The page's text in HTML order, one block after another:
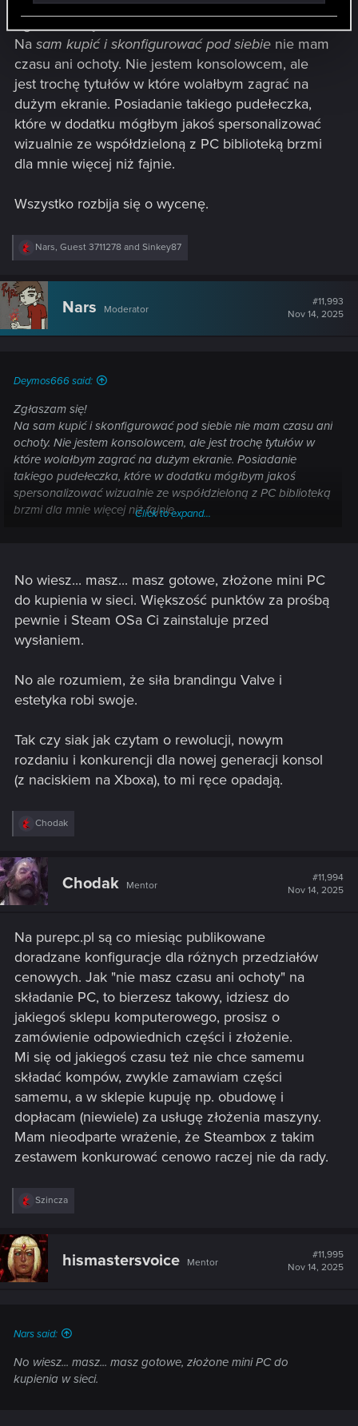
Na sam kupić i skonfigurować pod siebie nie mam
czasu ani ochoty. Nie jestem konsolowcem, ale
jest trochę tytułów w które wolałbym zagrać na
dużym ekranie. Posiadanie takiego pudełeczka,
które w dodatku mógłbym jakoś spersonalizować
wizualnie ze współdzieloną z PC biblioteką brzmi
dla mnie więcej niż fajnie.
Wszystko rozbija się o wycenę.
R
c
t
i
n
Nars, Guest 3711278 and Sinkey87
Nars Moderator
#11,993
Nov 14, 2025
Deymos666 said:
Zgłaszam się!
Na sam kupić i skonfigurować pod siebie nie mam czasu ani
ochoty. Nie jestem konsolowcem, ale jest trochę tytułów w
które wolałbym zagrać na dużym ekranie. Posiadanie
takiego pudełeczka, które w dodatku mógłbym jakoś
spersonalizować wizualnie ze współdzieloną z PC biblioteką
brzmi dla mnie więcej niż fajnie.
Click to expand...
No wiesz... masz... masz gotowe, złożone mini PC
do kupienia w sieci. Większość punktów za prośbą
pewnie i Steam OSa Ci zainstaluje przed
wysłaniem.
No ale rozumiem, że siła brandingu Valve i
estetyka robi swoje.
Tak czy siak jak czytam o rewolucji, nowym
rozdaniu i konkurencji dla nowej generacji konsol
(z naciskiem na Xboxa), to mi ręce opadają.
R
c
t
i
Chodak
Chodak Mentor
#11,994
Nov 14, 2025
Na purepc.pl są co miesiąc publikowane
doradzane konfiguracje dla różnych przedziałów
cenowych. Jak "nie masz czasu ani ochoty" na
składanie PC, to bierzesz takowy, idziesz do
jakiegoś sklepu komputerowego, prosisz o
zamówienie odpowiednich części i złożenie.
Mi się od jakiegoś czasu też nie chce samemu
składać kompów, zwykle zamawiam części
samemu, a w sklepie kupuję np. obudowę i
dopłacam (niewiele) za usługę złożenia maszyny.
Mam nieodparte wrażenie, że Steambox z takim
zestawem konkurować cenowo raczej nie da rady.
R
c
t
i
o
Szincza
hismastersvoice Mentor
#11,995
Nov 14, 2025
Nars said:
No wiesz... masz... masz gotowe, złożone mini PC do
kupienia w sieci.